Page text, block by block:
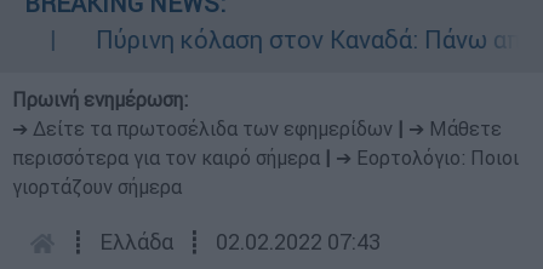
Πύρινη κόλαση στον Καναδά: Πάνω από 100
Πρωινή ενημέρωση:
➔ Δείτε τα πρωτοσέλιδα των εφημερίδων
➔ Μάθετε
περισσότερα για τον καιρό σήμερα
➔ Εορτολόγιο: Ποιοι
γιορτάζουν σήμερα
┋ Ελλάδα ┋ 02.02.2022 07:43